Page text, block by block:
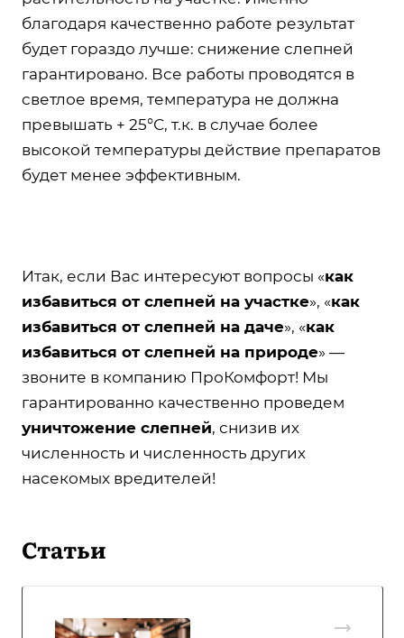
благодаря качественно работе результат
будет гораздо лучше: снижение слепней
гарантировано. Все работы проводятся в
светлое время, температура не должна
превышать + 25°С, т.к. в случае более
высокой температуры действие препаратов
будет менее эффективным.
Итак, если Вас интересуют вопросы «как
избавиться от слепней на участке», «как
избавиться от слепней на даче», «как
избавиться от слепней на природе» —
звоните в компанию ПроКомфорт! Мы
гарантированно качественно проведем
уничтожение слепней, снизив их
численность и численность других
насекомых вредителей!
Статьи